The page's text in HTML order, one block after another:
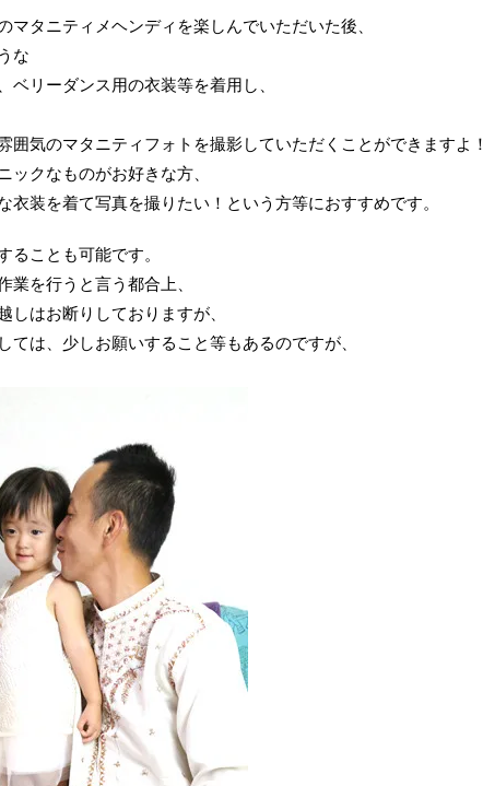
マタニティメヘンディを楽しんでいただいた後、
な
ベリーダンス用の衣装等を着用し、
囲気のマタニティフォトを撮影していただくことができますよ！
クなものがお好きな方、
衣装を着て写真を撮りたい！という方等におすすめです。
ることも可能です。
を行うと言う都合上、
はお断りしておりますが、
ては、少しお願いすること等もあるのですが、